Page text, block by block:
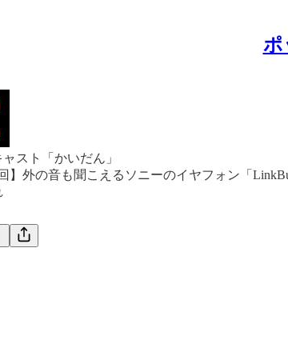
ポ
スト「かいだん」
回】外の音も聞こえるソニーのイヤフォン「